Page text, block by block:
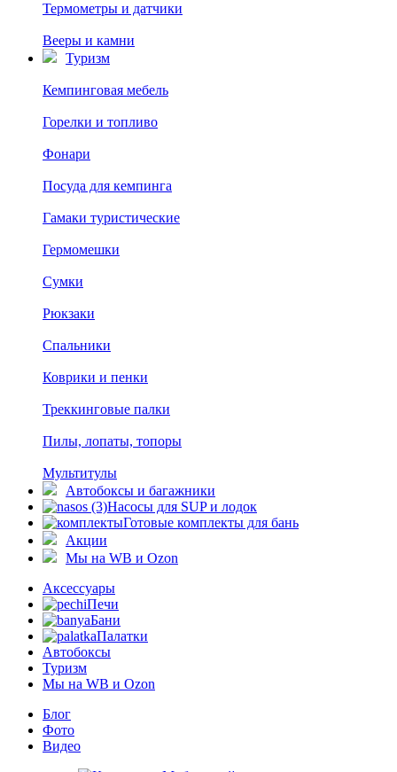
Термометры и датчики
Вееры и камни
Туризм
Кемпинговая мебель
Горелки и топливо
Фонари
Посуда для кемпинга
Гамаки туристические
Гермомешки
Сумки
Рюкзаки
Спальники
Коврики и пенки
Треккинговые палки
Пилы, лопаты, топоры
Мультитулы
Автобоксы и багажники
Насосы для SUP и лодок
Готовые комплекты для бань
Акции
Мы на WB и Ozon
Аксессуары
Печи
Бани
Палатки
Автобоксы
Туризм
Мы на WB и Ozon
Блог
Фото
Видео